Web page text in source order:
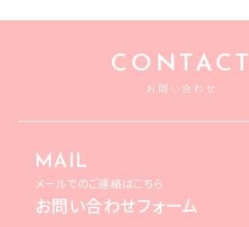
CONTACT
お問い合わせ
MAIL
メールでのご連絡はこちら
お問い合わせフォーム